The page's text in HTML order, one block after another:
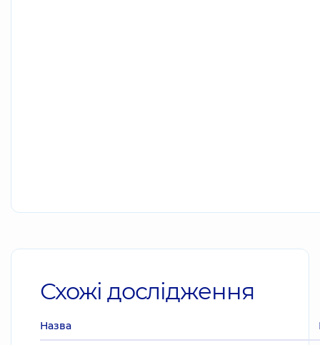
Схожі дослідження
Назва